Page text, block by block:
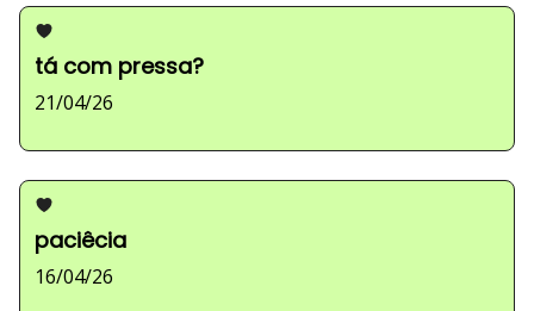
tá com pressa?
21/04/26
paciêcia
16/04/26